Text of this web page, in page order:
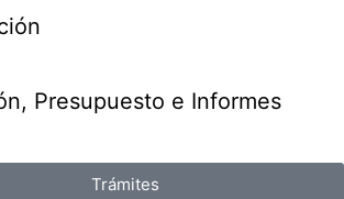
Presupuesto e Informes
Trámites